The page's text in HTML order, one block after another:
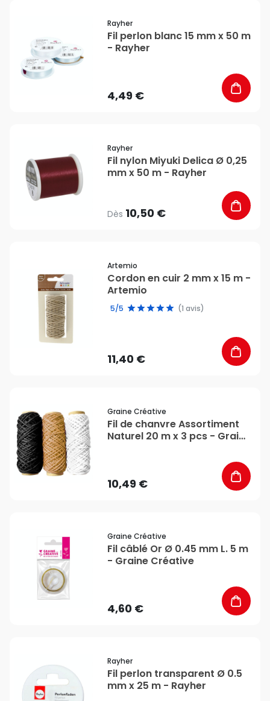
Rayher
Fil perlon blanc 15 mm x 50 m
- Rayher
4,49 €
Rayher
Fil nylon Miyuki Delica Ø 0,25
mm x 50 m - Rayher
Dès 10,50 €
Artemio
Cordon en cuir 2 mm x 15 m -
Artemio
5/5 (1 avis)
11,40 €
Graine Créative
Fil de chanvre Assortiment
Naturel 20 m x 3 pcs - Graine
10,49 €
Graine Créative
Fil câblé Or Ø 0.45 mm L. 5 m
- Graine Créative
4,60 €
Rayher
Fil perlon transparent Ø 0.5
mm x 25 m - Rayher